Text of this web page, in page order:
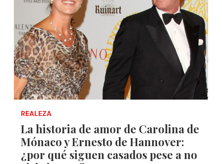
REALEZA
La historia de amor de Carolina de
Mónaco y Ernesto de Hannover:
¿por qué siguen casados pese a no